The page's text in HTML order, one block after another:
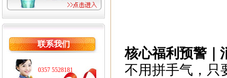
联系我们
0357 5528181
核心福利预警｜
不用拼手气，只